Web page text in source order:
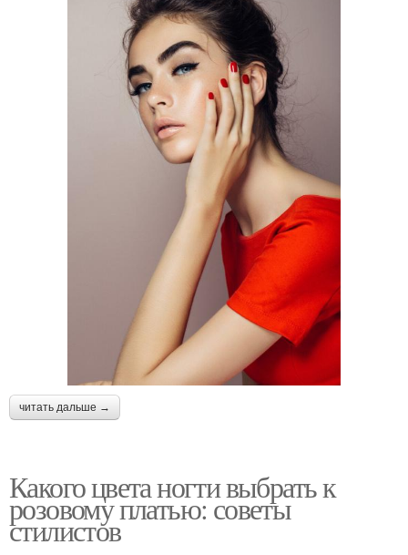
Маникюр под бежевое
платье
Маникюр к бежевому
платью
Маникюр под серое
Маникюр к розовому
платью
читать дальше →
Какого цвета ногти выбрать к
розовому платью: советы
стилистов